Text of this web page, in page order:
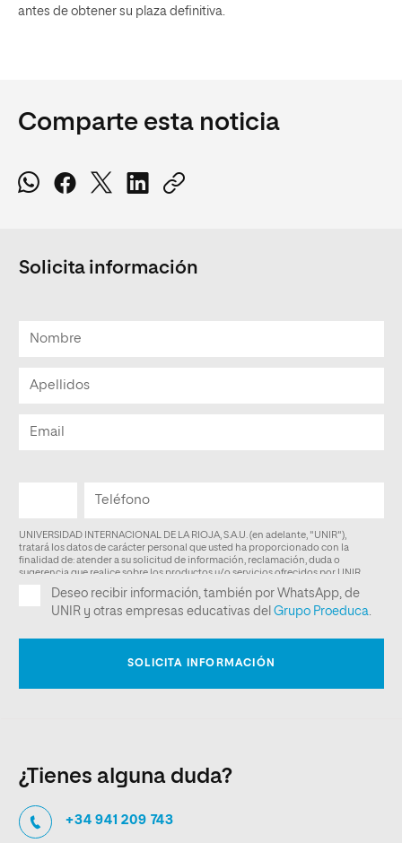
antes de obtener su plaza definitiva.
Comparte esta noticia
Solicita información
¿Tienes alguna duda?
+34 941 209 743